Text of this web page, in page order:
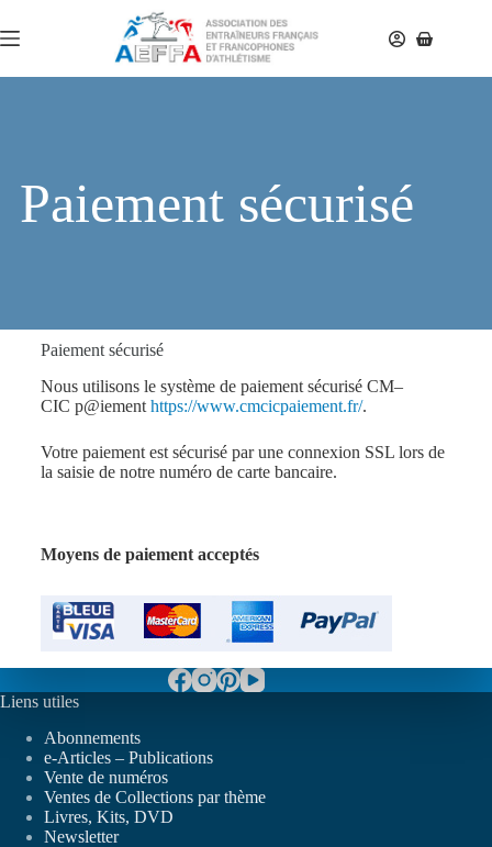
Paiement sécurisé
Paiement sécurisé
Nous utilisons le système de paiement sécurisé CM–
CIC p@iement https://www.cmcicpaiement.fr/.
Votre paiement est sécurisé par une connexion SSL lors de
la saisie de notre numéro de carte bancaire.
Moyens de paiement acceptés
Liens utiles
Abonnements
e-Articles – Publications
Vente de numéros
Ventes de Collections par thème
Livres, Kits, DVD
Newsletter